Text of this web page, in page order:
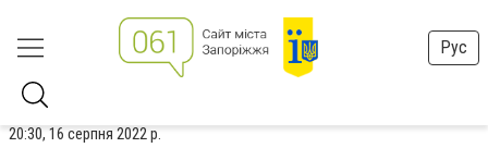
Рус
20:30, 16 серпня 2022 р.